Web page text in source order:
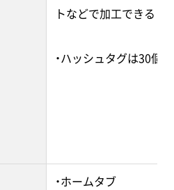
トなどで加工できる
・ハッシュタグは30個
・ホームタブ